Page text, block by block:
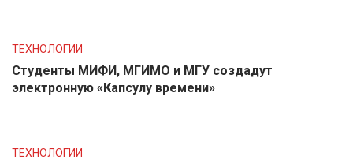
ТЕХНОЛОГИИ
Студенты МИФИ, МГИМО и МГУ создадут
электронную «Капсулу времени»
ТЕХНОЛОГИИ